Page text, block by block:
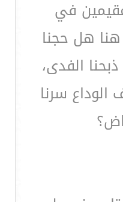
في
هل حجنا
الفدى،
الوداع سرنا